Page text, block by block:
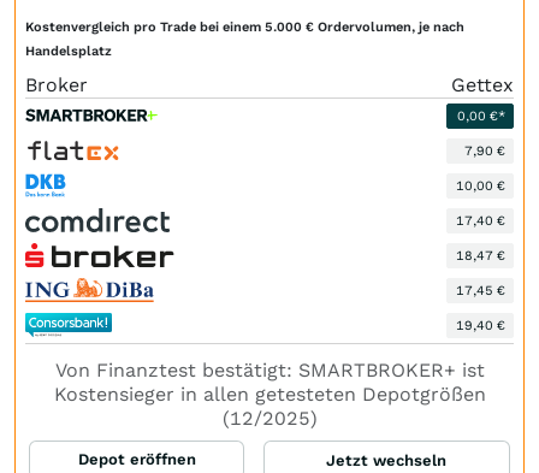
Kostenvergleich pro Trade bei einem 5.000 € Ordervolumen, je nach
Handelsplatz
Broker Gettex
0,00 €*
7,90 €
10,00 €
17,40 €
18,47 €
17,45 €
19,40 €
Von Finanztest bestätigt: SMARTBROKER+ ist
Kostensieger in allen getesteten Depotgrößen
(12/2025)
Depot eröffnen Jetzt wechseln